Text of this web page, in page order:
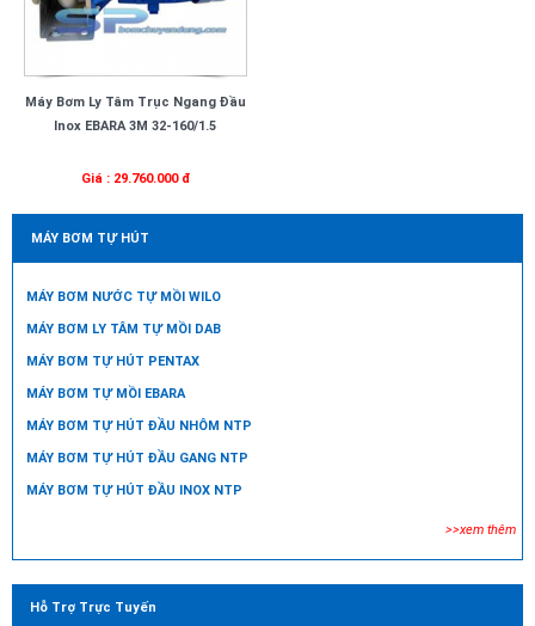
Máy Bơm Ly Tâm Trục Ngang Đầu
Inox EBARA 3M 32-160/1.5
Giá : 29.760.000 đ
MÁY BƠM TỰ HÚT
MÁY BƠM NƯỚC TỰ MỒI WILO
MÁY BƠM LY TÂM TỰ MỒI DAB
MÁY BƠM TỰ HÚT PENTAX
MÁY BƠM TỰ MỒI EBARA
MÁY BƠM TỰ HÚT ĐẦU NHÔM NTP
MÁY BƠM TỰ HÚT ĐẦU GANG NTP
MÁY BƠM TỰ HÚT ĐẦU INOX NTP
>>xem thêm
Hỗ Trợ Trực Tuyến